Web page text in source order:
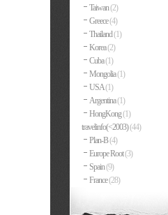
Taiwan(2)
Greece(4)
Thailand(1)
Korea(2)
Cuba(1)
Mongolia(1)
USA(1)
Argentina(1)
HongKong(1)
travelinfo(<2003)(44)
Plan-B(4)
Europe Root(3)
Spain(9)
France(28)